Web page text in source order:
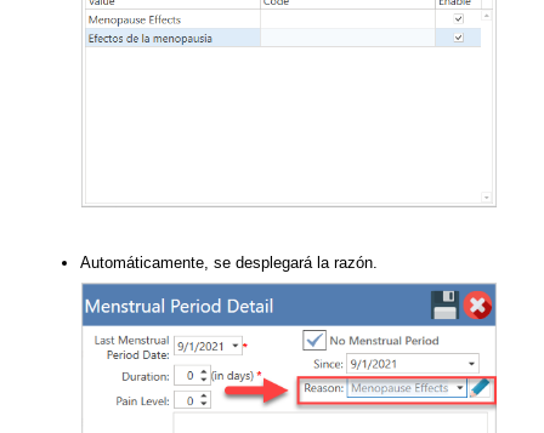
Automáticamente, se desplegará la razón.